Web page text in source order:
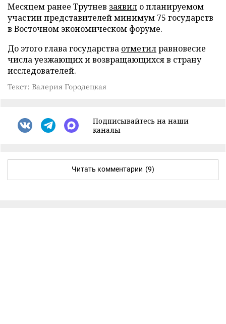
Месяцем ранее Трутнев заявил о планируемом
участии представителей минимум 75 государств
в Восточном экономическом форуме.
До этого глава государства отметилравновесие
числа уезжающих и возвращающихся в страну
исследователей.
Текст: Валерия Городецкая
Подписывайтесь на наши
каналы
Читать комментарии (9)